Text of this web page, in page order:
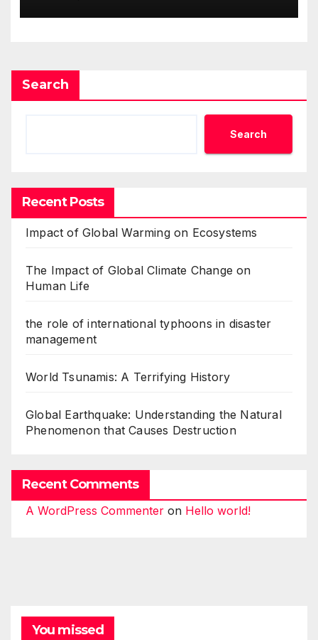
Search
Search
Recent Posts
Impact of Global Warming on Ecosystems
The Impact of Global Climate Change on
Human Life
the role of international typhoons in disaster
management
World Tsunamis: A Terrifying History
Global Earthquake: Understanding the Natural
Phenomenon that Causes Destruction
Recent Comments
A WordPress Commenter on Hello world!
You missed